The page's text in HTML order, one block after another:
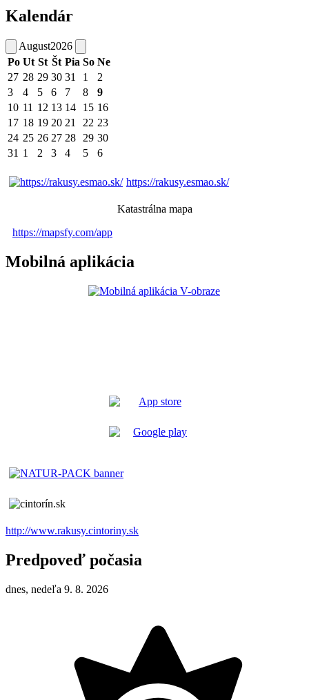
Kalendár
August2026
Po Ut St Št Pia So Ne
27 28 29 30 31 1
2
3
4 5 6 7 8
9
10 11 12 13 14 15 16
17 18 19 20 21 22 23
24 25 26 27 28 29 30
31 1 2 3 4 5 6
https://rakusy.esmao.sk/
Katastrálna mapa
https://mapsfy.com/app
Mobilná aplikácia
http://www.rakusy.cintoriny.sk
Predpoveď počasia
dnes, nedeľa 9. 8. 2026